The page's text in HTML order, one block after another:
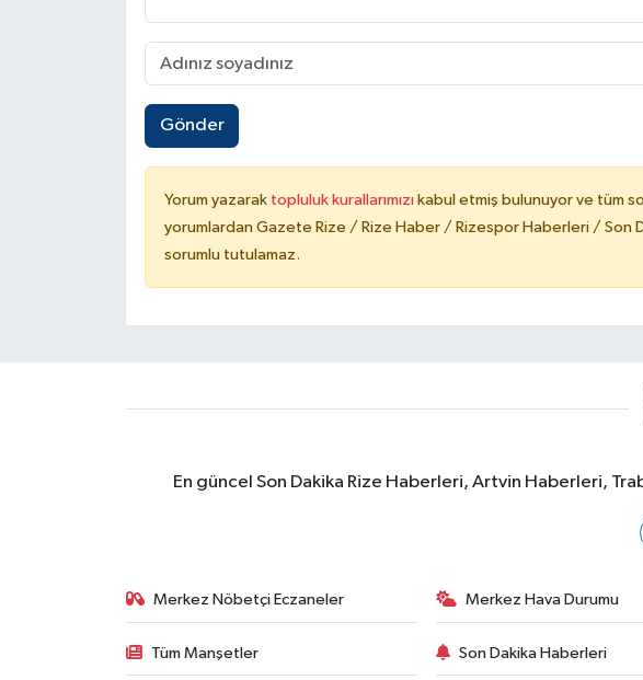
Gönder
Yorum yazarak topluluk kurallarımızı kabul etmiş bulunuyor ve tüm
yorumlardan Gazete Rize / Rize Haber / Rizespor Haberleri / Son
sorumlu tutulamaz.
En güncel Son Dakika Rize Haberleri, Artvin Haberleri,
Merkez Nöbetçi Eczaneler Merkez Hava Durumu
Tüm Manşetler Son Dakika Haberleri